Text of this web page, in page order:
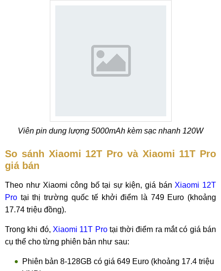
Viên pin dung lượng 5000mAh kèm sạc nhanh 120W
So sánh Xiaomi 12T Pro và Xiaomi 11T Pro
giá bán
Theo như Xiaomi công bố tại sự kiện, giá bán Xiaomi 12T
Pro tại thị trường quốc tế khởi điểm là 749 Euro (khoảng
17.74 triệu đồng).
Trong khi đó, Xiaomi 11T Protại thời điểm ra mắt có giá bán
cụ thể cho từng phiên bản như sau:
Phiên bản 8-128GB có giá 649 Euro (khoảng 17.4 triệu